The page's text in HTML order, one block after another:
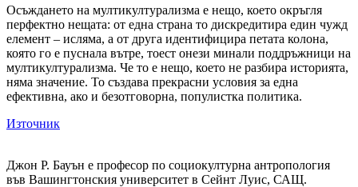
Осъждането на мултикултурализма е нещо, което окръгля
перфектно нещата: от една страна то дискредитира един чужд
елемент – исляма, а от друга идентифицира петата колона,
която го е пуснала вътре, тоест онези минали поддръжници на
мултикултурализма. Че то е нещо, което не разбира историята,
няма значение. То създава прекрасни условия за една
ефективна, ако и безотговорна, популистка политика.
Източник
Джон Р. Бауън е професор по социокултурна антропология
във Вашингтонския университет в Сейнт Луис, САЩ.